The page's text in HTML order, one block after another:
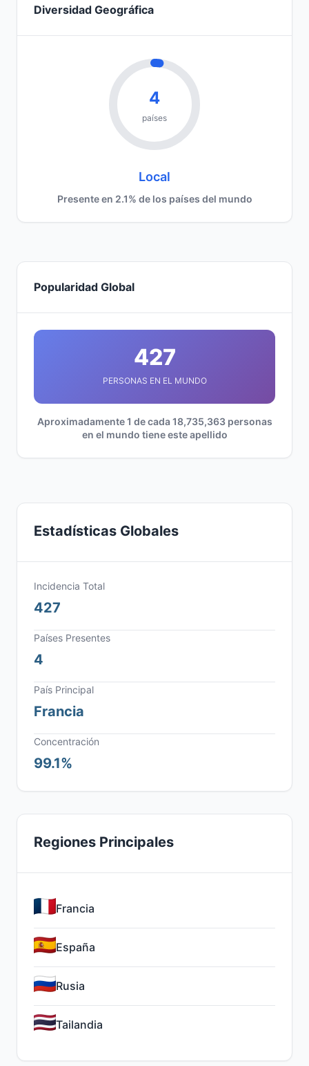
Diversidad Geográfica
4
países
Local
Presente en 2.1% de los países del mundo
Popularidad Global
427
PERSONAS EN EL MUNDO
Aproximadamente 1 de cada 18,735,363 personas
en el mundo tiene este apellido
Estadísticas Globales
Incidencia Total
427
Países Presentes
4
País Principal
Francia
Concentración
99.1%
Regiones Principales
Francia
España
Rusia
Tailandia